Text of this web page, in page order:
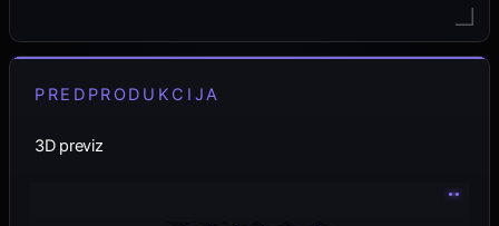
PREDPRODUKCIJA
3D previz